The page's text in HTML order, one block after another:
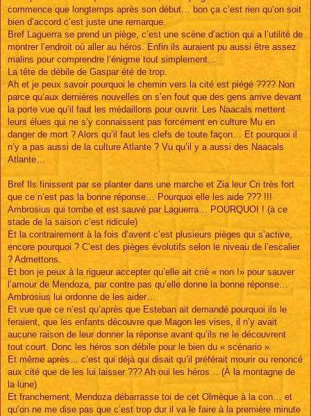
commence que longtemps après son début… bon ça c’est rien qu’on soit
bien d’accord c’est juste une remarque.
Bref Laguerra se prend un piège, c’est une scène d’action qui a l’utilité de
montrer l’endroit où aller au héros. Enfin ils auraient pu aussi être assez
malins pour comprendre l’énigme tout simplement…
La tête de débile de Gaspar été de trop.
Ah et je peux savoir pourquoi le chemin vers la cité est piégé ???? Non
parce qu’aux dernières nouvelles on s’en fout que des gens arrive devant
la porte vue qu’il faut les médaillons pour ouvrir. Les Naacals mettent
leurs élues qui ne s’y connaissent pas forcément en culture Mu en
danger de mort ? Alors qu’il faut les clefs de toute façon… Et pourquoi il
n’y a pas aussi de la culture Atlante ? Vu qu’il y a aussi des Naacals
Atlante…
Bref Ils finissent par se planter dans une marche et Zia leur Cri très fort
que ce n’est pas la bonne réponse… Pourquoi elle les aide ??? !!!
Ambrosius qui tombe et est sauvé par Laguerra… POURQUOI ! (à ce
stade de la saison c’est ridicule)
Et la contrairement à la fois d’avent c’est plusieurs pièges qui s’active,
encore pourquoi ? C’est des pièges évolutifs selon le niveau de l’escalier
? Admettons.
Et bon je peux à la rigueur accepter qu’elle ait crié « non !» pour sauver
l’amour de Mendoza, par contre pas qu’elle donne la bonne réponse…
Ambrosius lui ordonne de les aider…
Et vue que ce n’est qu’après que Esteban ait demandé pourquoi ils le
feraient, que les enfants découvre que Magon les vises, il n’y avait
aucune raison de leur donner la réponse avant qu’ils ne le découvrent
tout court. Donc les héros son débile pour le bien du « scénario ».
Et même après… c’est qui déjà qui disait qu’il préférait mourir ou renoncé
aux cité que de les lui laisser ??? Ah oui les héros… (À la montagne de
la lune)
Et franchement, Mendoza débarrasse toi de cet Olmèque à la con… et
qu’on ne me dise pas que c’est trop dur il va le faire à la première minute